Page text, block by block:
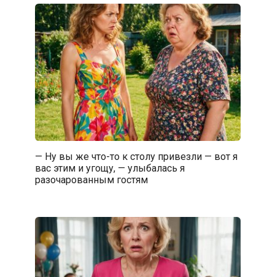
— Ну вы же что-то к столу привезли — вот я
вас этим и угощу, — улыбалась я
разочарованным гостям